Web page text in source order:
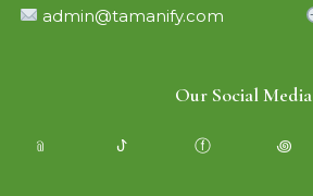
admin@tamanify.com
Our Social Media
﹫ ꚠ ⓕ ꩜